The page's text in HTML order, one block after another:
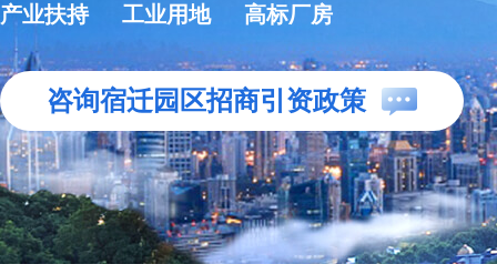
产业扶持 工业用地 高标厂房
咨询宿迁园区招商引资政策